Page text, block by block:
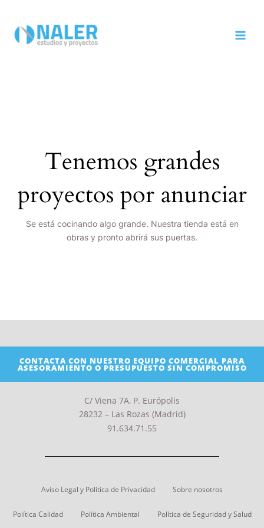
contenido
Tenemos grandes
proyectos por anunciar
Se está cocinando algo grande. Nuestra tienda está en
obras y pronto abrirá sus puertas.
CONTACTA CON NUESTRO EQUIPO COMERCIAL PARA
ASESORAMIENTO O PRESUPUESTO SIN COMPROMISO
C/ Viena 7A, P. Európolis
28232 – Las Rozas (Madrid)
91.634.71.55
Aviso Legal y Política de Privacidad Sobre nosotros
Política Calidad Política Ambiental Política de Seguridad y Salud